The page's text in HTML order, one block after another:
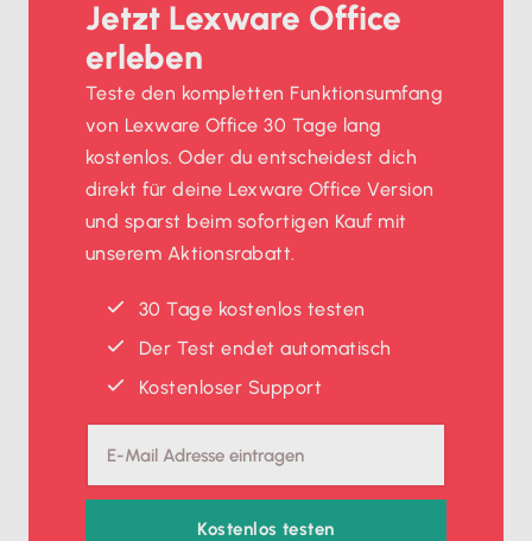
Jetzt Lexware Office
erleben
Teste den kompletten Funktionsumfang
von Lexware Office 30 Tage lang
kostenlos. Oder du entscheidest dich
direkt für deine Lexware Office Version
und sparst beim sofortigen Kauf mit
unserem Aktionsrabatt.
30 Tage kostenlos testen
Der Test endet automatisch
Kostenloser Support
Kostenlos testen